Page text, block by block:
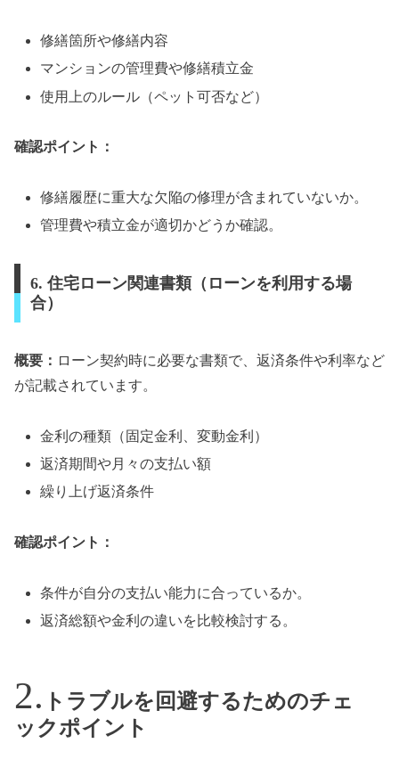
修繕箇所や修繕内容
マンションの管理費や修繕積立金
使用上のルール（ペット可否など）
確認ポイント：
修繕履歴に重大な欠陥の修理が含まれていないか。
管理費や積立金が適切かどうか確認。
6. 住宅ローン関連書類（ローンを利用する場
合）
概要： ローン契約時に必要な書類で、返済条件や利率など
が記載されています。
金利の種類（固定金利、変動金利）
返済期間や月々の支払い額
繰り上げ返済条件
確認ポイント：
条件が自分の支払い能力に合っているか。
返済総額や金利の違いを比較検討する。
トラブルを回避するためのチェ
ックポイント